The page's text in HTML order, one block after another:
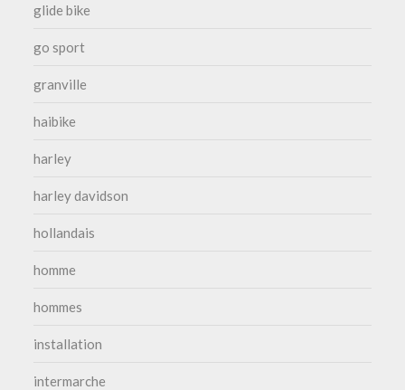
glide bike
go sport
granville
haibike
harley
harley davidson
hollandais
homme
hommes
installation
intermarche